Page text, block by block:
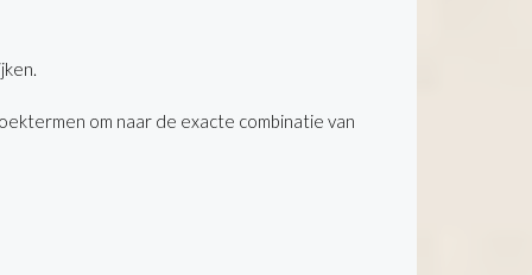
om naar de exacte combinatie van